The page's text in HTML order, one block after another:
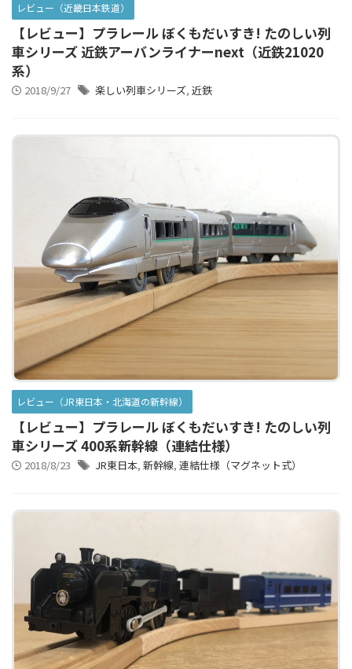
レビュー（近畿日本鉄道）
【レビュー】プラレール ぼくもだいすき! たのしい列
車シリーズ 近鉄アーバンライナーnext（近鉄21020
系）
2018/9/27 楽しい列車シリーズ, 近鉄
レビュー（JR東日本・北海道の新幹線）
【レビュー】プラレール ぼくもだいすき! たのしい列
車シリーズ 400系新幹線（連結仕様）
2018/8/23 JR東日本, 新幹線, 連結仕様（マグネット式）